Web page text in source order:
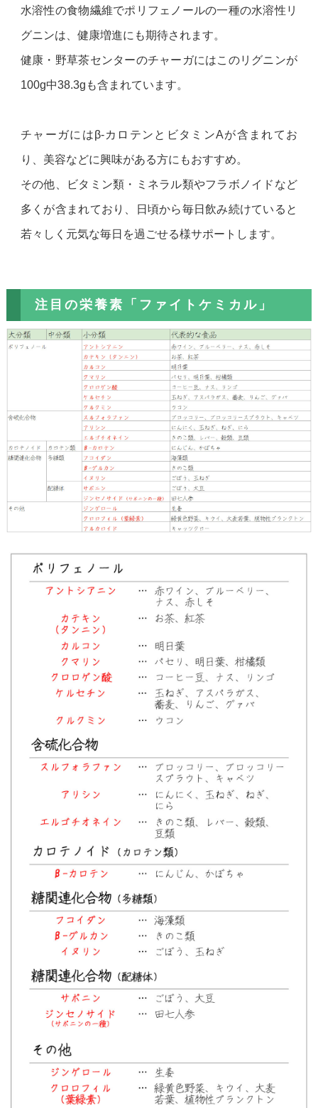
水溶性の食物繊維でポリフェノールの一種の水溶性リ
グニンは、健康増進にも期待されます。
健康・野草茶センターのチャーガにはこのリグニンが
100g中38.3gも含まれています。
チャーガにはβ-カロテンとビタミンAが含まれてお
り、美容などに興味がある方にもおすすめ。
その他、ビタミン類・ミネラル類やフラボノイドなど
多くが含まれており、日頃から毎日飲み続けていると
若々しく元気な毎日を過ごせる様サポートします。
注目の栄養素「ファイトケミカル」